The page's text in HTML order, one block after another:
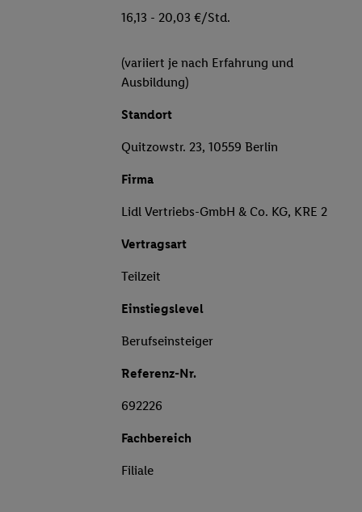
16,13 - 20,03 €/Std.
(variiert je nach Erfahrung und
Ausbildung)
Standort
Quitzowstr. 23, 10559 Berlin
Firma
Lidl Vertriebs-GmbH & Co. KG, KRE 2
Vertragsart
Teilzeit
Einstiegslevel
Berufseinsteiger
Referenz-Nr.
692226
Fachbereich
Filiale